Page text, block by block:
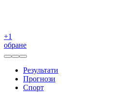
+1
обране
Результати
Прогнози
Спорт